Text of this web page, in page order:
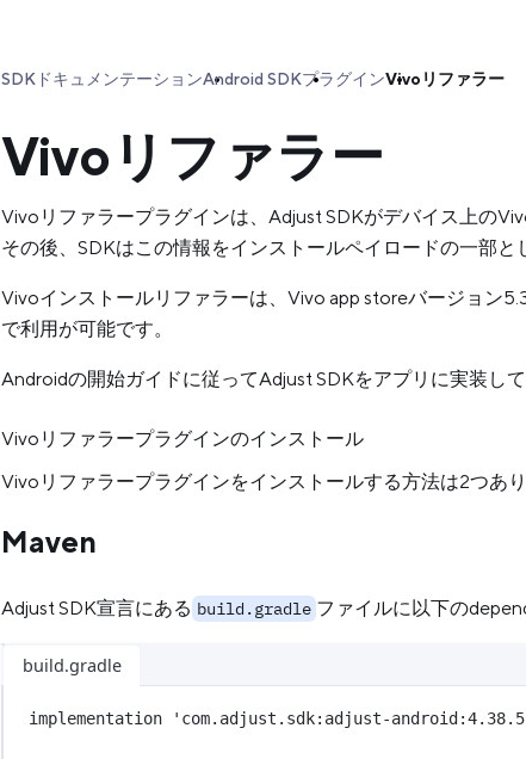
SDKドキュメンテーションAndroid SDKプラグインVivoリファラー
Vivoリファラー
Vivoリファラープラグインは、Adjust SDKがデバイス上の
その後、SDKはこの情報をインストールペイロードの一部と
Vivoインストールリファラーは、Vivo app storeバージョン
で利用が可能です。
Androidの開始ガイドに従ってAdjust SDKをアプリに実装して
Vivoリファラープラグインのインストール
Vivoリファラープラグインをインストールする方法は2つあり
Maven
Adjust SDK宣言にある build.gradle ファイルに以下の
build.gradle
implementation 'com.adjust.sdk:adjust-